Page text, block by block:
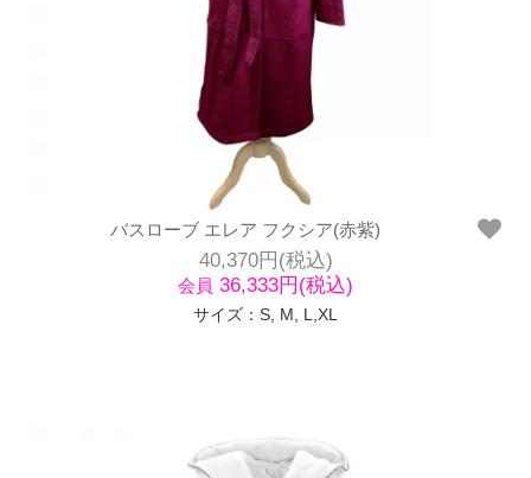
バスローブ エレア フクシア(赤紫)
40,370円(税込)
会員 36,333円(税込)
サイズ：S, M, L,XL